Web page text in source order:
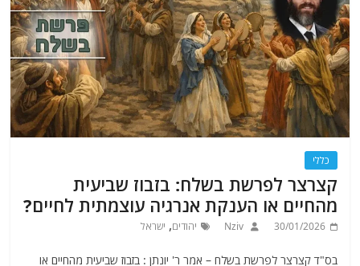
כללי
קצרצר לפרשת בשלח: בזבוז שביעית
מהחיים או הענקת אנרגיה עוצמתית לחיים?
30/01/2026
Nziv יהודים, ישראל
בס"ד קצרצר לפרשת בשלח – אמר ר' יונתן : בזבוז שביעית מהחיים או